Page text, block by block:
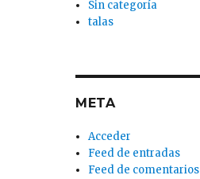
Sin categoría
talas
META
Acceder
Feed de entradas
Feed de comentarios